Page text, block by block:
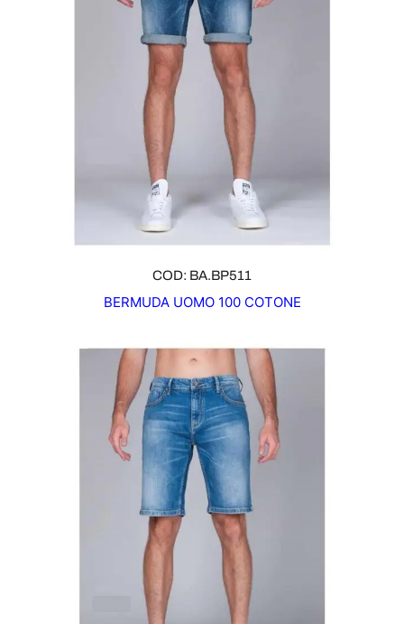
COD: BA.BP511
BERMUDA UOMO 100 COTONE